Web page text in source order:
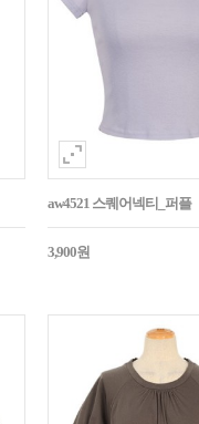
aw4521 스퀘어넥티_퍼플
3,900원